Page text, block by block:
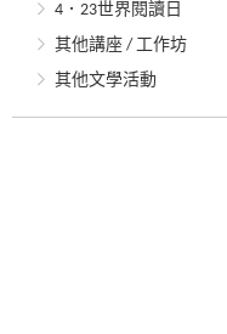
4．23世界閱讀日
其他講座 / 工作坊
其他文學活動